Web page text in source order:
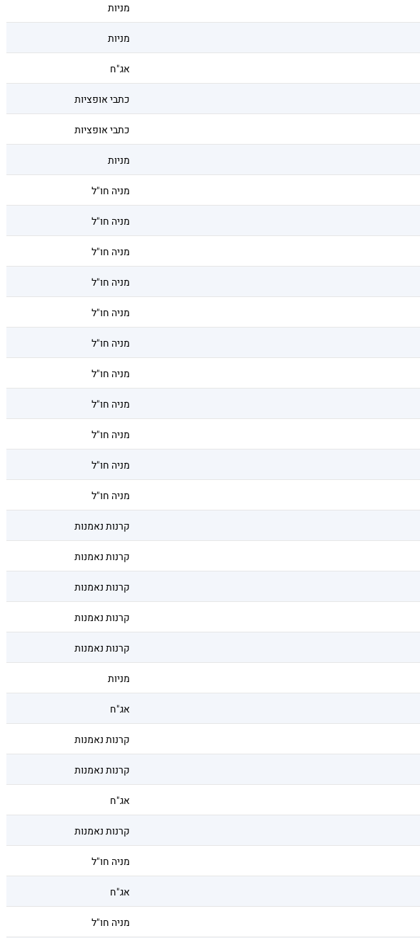
מניות
מניות
אג"ח
כתבי אופציות
כתבי אופציות
מניות
מניה חו"ל
מניה חו"ל
מניה חו"ל
מניה חו"ל
מניה חו"ל
מניה חו"ל
מניה חו"ל
מניה חו"ל
מניה חו"ל
מניה חו"ל
מניה חו"ל
קרנות נאמנות
קרנות נאמנות
קרנות נאמנות
קרנות נאמנות
קרנות נאמנות
מניות
אג"ח
קרנות נאמנות
קרנות נאמנות
אג"ח
קרנות נאמנות
מניה חו"ל
אג"ח
מניה חו"ל